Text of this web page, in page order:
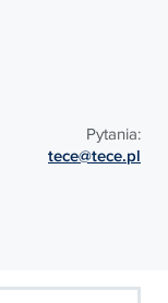
Pytania:
tece@tece.pl